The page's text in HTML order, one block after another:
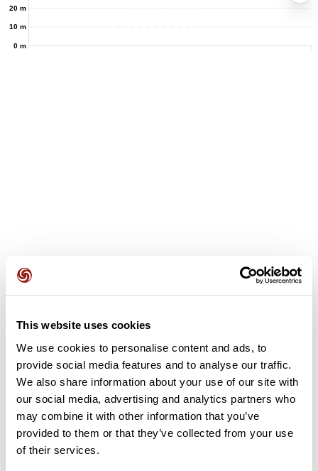
This website uses cookies
We use cookies to personalise content and ads, to
provide social media features and to analyse our traffic.
We also share information about your use of our site with
our social media, advertising and analytics partners who
may combine it with other information that you’ve
provided to them or that they’ve collected from your use
of their services.
0 m
10 m
20 m
Avis des utilisateurs
Soyez le premier à ajouter un avis !
Ajouter un avis
Résumé